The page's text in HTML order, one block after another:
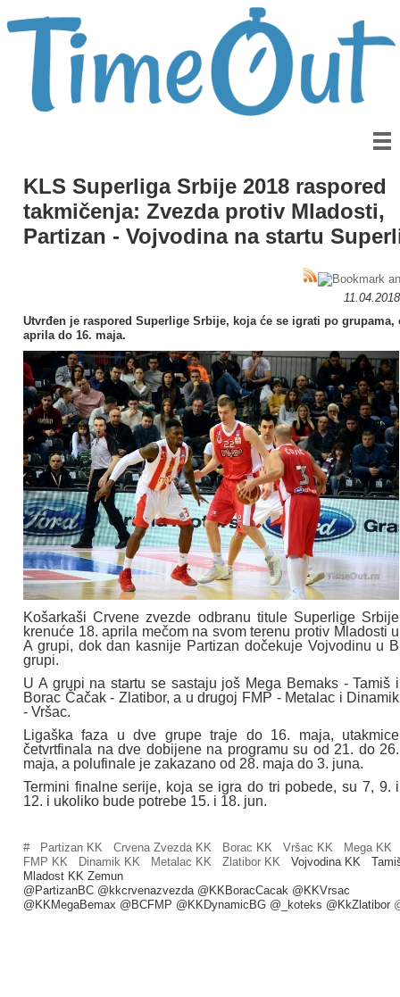
KLS Superliga Srbije 2018 raspored
takmičenja: Zvezda protiv Mladosti,
Partizan - Vojvodina na startu
Utvrđen je raspored Superlige Srbije, koja će se igrati po grupama,
aprila do 16. maja.
Košarkaši Crvene zvezde odbranu titule Superlige Srbije
krenuće 18. aprila mečom na svom terenu protiv Mladosti u
A grupi, dok dan kasnije Partizan dočekuje Vojvodinu u B
grupi.
U A grupi na startu se sastaju još Mega Bemaks - Tamiš i
Borac Čačak - Zlatibor, a u drugoj FMP - Metalac i Dinamik
- Vršac.
Ligaška faza u dve grupe traje do 16. maja, utakmice
četvrtfinala na dve dobijene na programu su od 21. do 26.
maja, a polufinale je zakazano od 28. maja do 3. juna.
Termini finalne serije, koja se igra do tri pobede, su 7, 9. i
12. i ukoliko bude potrebe 15. i 18. jun.
# Partizan KK Crvena Zvezda KK Borac KK Vršac KK
Mega KK
FMP KK
Dinamik KK Metalac KK Zlatibor KK Vojvodina KK
Mladost KK Zemun
@PartizanBC @kkcrvenazvezda @KKBoracCacak @KKVrsac
@KKMegaBemax @BCFMP @KKDynamicBG @_koteks @KkZlatibor